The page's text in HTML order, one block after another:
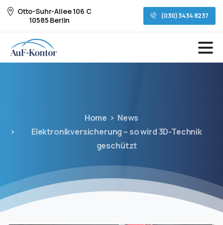
Otto-Suhr-Allee 106 C
10585 Berlin
(030) 3434 8237
Home
News
Elektronikversicherung – so wird 3D-Technik
geschützt